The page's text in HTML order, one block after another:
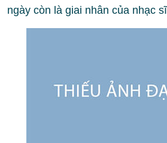
ngày còn là giai nhân của nhạc